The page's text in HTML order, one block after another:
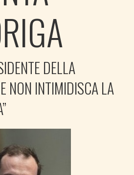
DELLA
NON INTIMIDISCA LA